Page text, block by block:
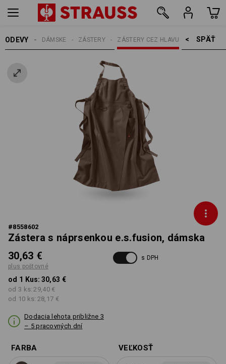
ODEVY SPÄŤ    >
ZÁSTERY CEZ HLAVU
ZÁSTERY
DÁMSKE
#8558602
Zástera s náprsenkou e.s.fusion, dámska
30,63 €
plus poštovné
s DPH
od 1 Kus: 30,63 €
od 3 ks: 29,40 €
od 10 ks: 28,17 €
Dodacia lehota približne 3
– 5 pracovných dní
FARBA VEĽKOSŤ